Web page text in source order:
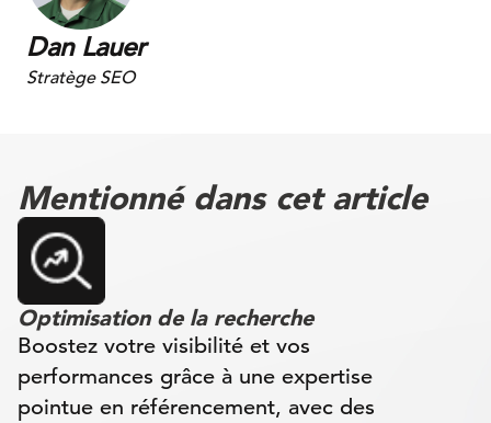
Dan Lauer
Stratège SEO
Mentionné dans cet article
Optimisation de la recherche
Boostez votre visibilité et vos
performances grâce à une expertise
pointue en référencement, avec des